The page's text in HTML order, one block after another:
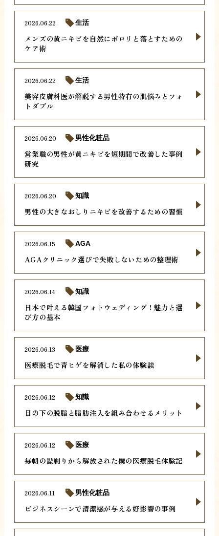
メンズの黄ニキビを自然にポロリと落とすための
ケア術
2026.06.22 生活
美容皮膚科医が解説する男性特有の肌悩みとフォ
トダブル
2026.06.22 生活
営業職の男性が黄ニキビを短期間で改善した事例
研究
2026.06.20 男性化粧品
男性の大きなおしりニキビを改善するための習慣
2026.06.20 知識
AGAクリニック選びで失敗しないための整理術
2026.06.15 AGA
日本で叶える韓国フォトウェディング！魅力と選
び方の基本
2026.06.14 知識
医療脱毛で青ヒゲを解消した私の体験談
2026.06.13 医療
目の下の脱脂と脂肪注入を組み合わせるメリット
2026.06.12 知識
毎朝の髭剃りから解放された僕の医療脱毛体験記
2026.06.12 医療
ビジネスシーンで清潔感が与える好影響の事例
2026.06.11 男性化粧品